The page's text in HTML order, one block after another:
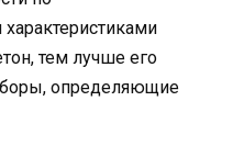
тем лучше его
определяющие